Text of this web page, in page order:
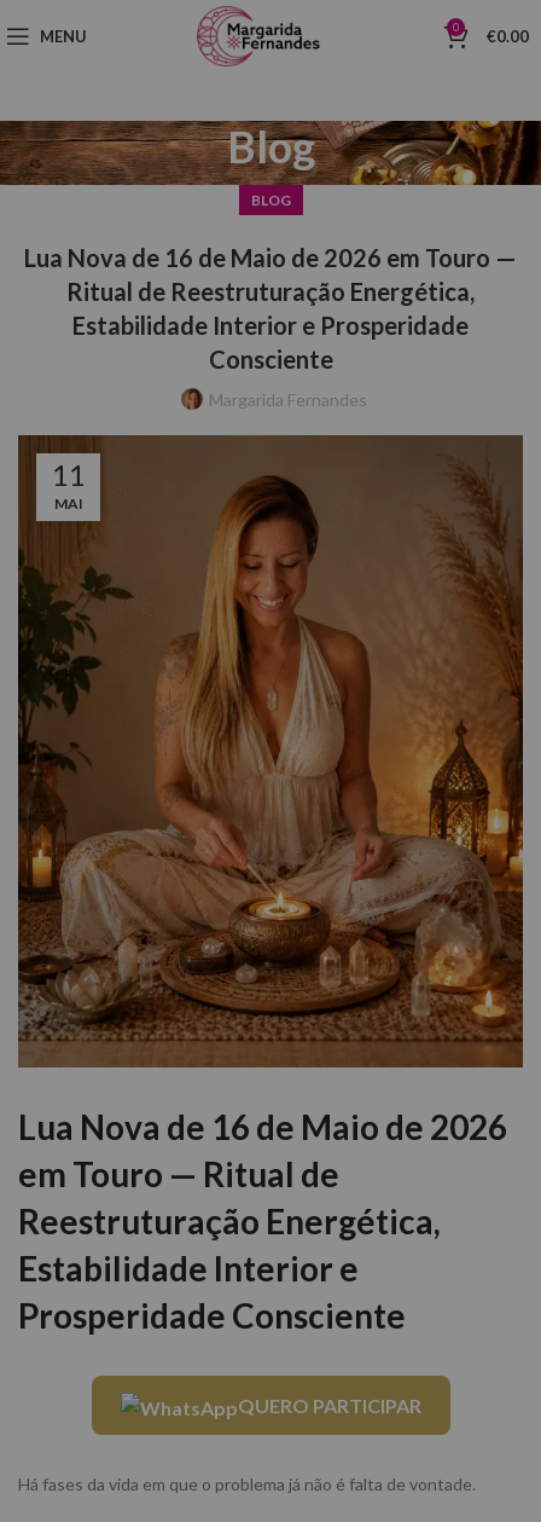
MENU 0 €0.00
Blog
BLOG
Lua Nova de 16 de Maio de 2026 em Touro —
Ritual de Reestruturação Energética,
Estabilidade Interior e Prosperidade
Consciente
Margarida Fernandes
11
MAI
Lua Nova de 16 de Maio de 2026
em Touro — Ritual de
Reestruturação Energética,
Estabilidade Interior e
Prosperidade Consciente
QUERO PARTICIPAR
Há fases da vida em que o problema já não é falta de vontade.